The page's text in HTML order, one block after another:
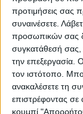
προτιμήσεις σας
συναινέσετε.
προσωπικών σας
συγκατάθεσή σας,
την επεξεργασία.
τον ιστότοπο.
ανακαλέσετε τη
επιστρέφοντας σε
κουμπί
ασθενοφόρο
ενδεχόμενο.
τους
Αιμοδοτών
Σταυρό
Ορειβατικό